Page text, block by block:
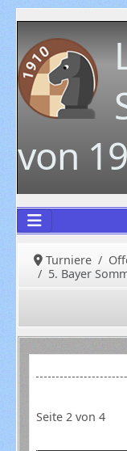
von
Turniere
5. Bayer
Seite 2 von 4